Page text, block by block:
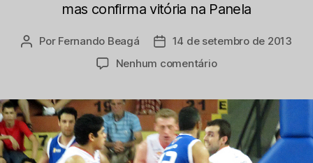
mas confirma vitória na Panela
Autor
Por Fernando Beagá
Data14 de setembro de 2013
Nenhum comentárioem
inesperado,
Paschoalotto
Bauru
vence